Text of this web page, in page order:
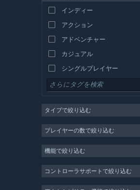
スペイン語－ラテンアメリカ
ギリシャ語
インディー
アクション
アドベンチャー
カジュアル
シングルプレイヤー
シミュレーション
ストラテジー
3D
無料プレイ
タイプで絞り込む
プレイヤーの数で絞り込む
機能で絞り込む
コントローラサポートで絞り込む